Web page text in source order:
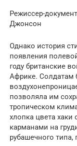
Режиссер-
Джонсон
Однако история
появления
году британские
Африке. Солдатам
позволяла им
тропическом
хлопка цвета
карманами на
рубашечного